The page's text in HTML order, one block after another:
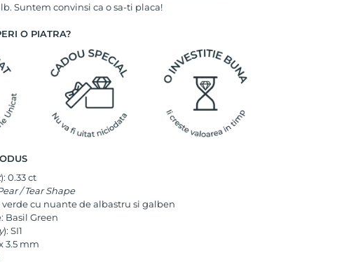
Suntem convinsi ca o sa-ti placa!
O PIATRA?
): 0.33 ct
/ Tear Shape
verde cu nuante de albastru si galben
Basil Green
): SI1
3.5 mm